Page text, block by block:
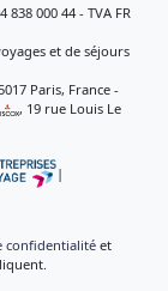
838 000 44 - TVA FR
et de séjours
Paris, France -
, 19 rue Louis Le
|
confidentialitéet